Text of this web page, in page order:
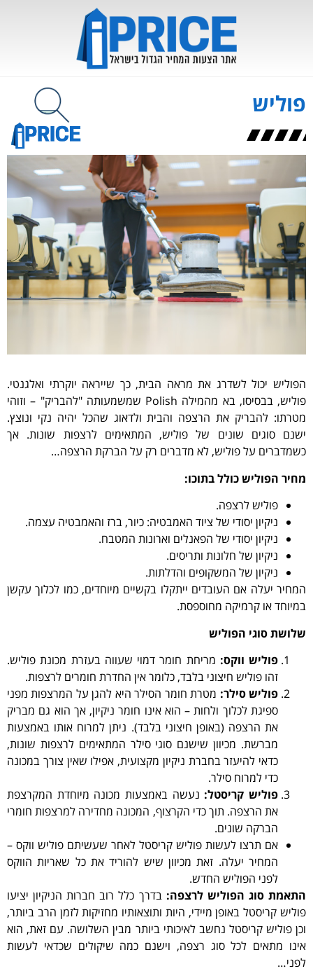
פוליש
הפוליש יכול לשדרג את מראה הבית, כך שייראה יוקרתי ואלגנטי.
פוליש, בבסיסו, בא מהמילה Polish שמשמעותה "להבריק" – וזוהי
מטרתו: להבריק את הרצפה והבית ולדאוג שהכל יהיה נקי ונוצץ.
ישנם סוגים שונים של פוליש, המתאימים לרצפות שונות. אך
כשמדברים על פוליש, לא מדברים רק על הברקת הרצפה…
מחיר הפוליש כולל בתוכו:
פוליש לרצפה.
ניקיון יסודי של ציוד האמבטיה: כיור, ברז והאמבטיה עצמה.
ניקיון יסודי של הפאנלים וארונות המטבח.
ניקיון של חלונות ותריסים.
ניקיון של המשקופים והדלתות.
המחיר יעלה אם העובדים ייתקלו בקשיים מיוחדים, כמו לכלוך עקשן
במיוחד או קרמיקה מחוספסת.
שלושת סוגי הפוליש
פוליש ווקס: מריחת חומר דמוי שעווה בעזרת מכונת פוליש.
זהו פוליש חיצוני בלבד, כלומר אין החדרת חומרים לרצפות.
פוליש סילר: מטרת חומר הסילר היא להגן על המרצפות מפני
ספיגת לכלוך ולחות – הוא אינו חומר ניקיון, אך הוא גם מבריק
את הרצפה (באופן חיצוני בלבד). ניתן למרוח אותו באמצעות
מברשת. מכיוון שישנם סוגי סילר המתאימים לרצפות שונות,
כדאי להיעזר בחברת ניקיון מקצועית, אפילו שאין צורך במכונה
כדי למרוח סילר.
פוליש קריסטל: נעשה באמצעות מכונה מיוחדת המקרצפת
את הרצפה. תוך כדי הקרצוף, המכונה מחדירה למרצפות חומרי
הברקה שונים.
אם תרצו לעשות פוליש קריסטל לאחר שעשיתם פוליש ווקס –
המחיר יעלה. זאת מכיוון שיש להוריד את כל שאריות הווקס
לפני הפוליש החדש.
התאמת סוג הפוליש לרצפה:בדרך כלל רוב חברות הניקיון יציעו
פוליש קריסטל באופן מיידי, היות ותוצאותיו מחזיקות לזמן הרב ביותר,
וכן פוליש קריסטל נחשב לאיכותי ביותר מבין השלושה. עם זאת, הוא
אינו מתאים לכל סוג רצפה, וישנם כמה שיקולים שכדאי לעשות
לפני…